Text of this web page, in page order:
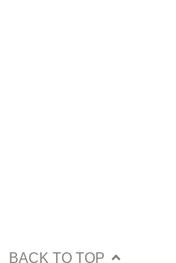
BACK TO TOP